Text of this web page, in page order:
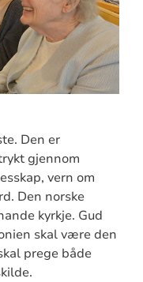
Den er
gjennom
vern om
Den norske
kyrkje. Gud
skal være den
prege både